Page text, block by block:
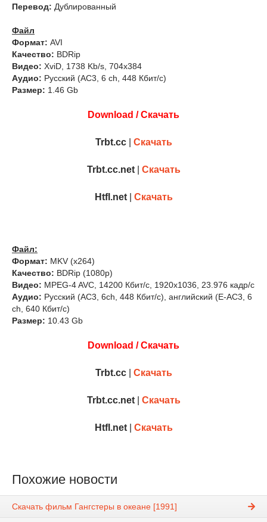
Перевод: Дублированный
Файл
Формат: AVI
Качество: BDRip
Видео: XviD, 1738 Kb/s, 704x384
Аудио: Русский (AC3, 6 ch, 448 Кбит/с)
Размер: 1.46 Gb
Download / Скачать
Trbt.cc| Скачать
Trbt.cc.net| Скачать
Htfl.net| Скачать
Файл:
Формат: MKV (x264)
Качество: BDRip (1080p)
Видео: MPEG-4 AVC, 14200 Кбит/с, 1920x1036, 23.976 кадр/с
Аудио: Русский (AC3, 6ch, 448 Кбит/с), английский (E-AC3, 6
ch, 640 Кбит/с)
Размер: 10.43 Gb
Download / Скачать
Trbt.cc| Скачать
Trbt.cc.net| Скачать
Htfl.net| Скачать
Похожие новости
Скачать фильм Гангстеры в океане [1991]